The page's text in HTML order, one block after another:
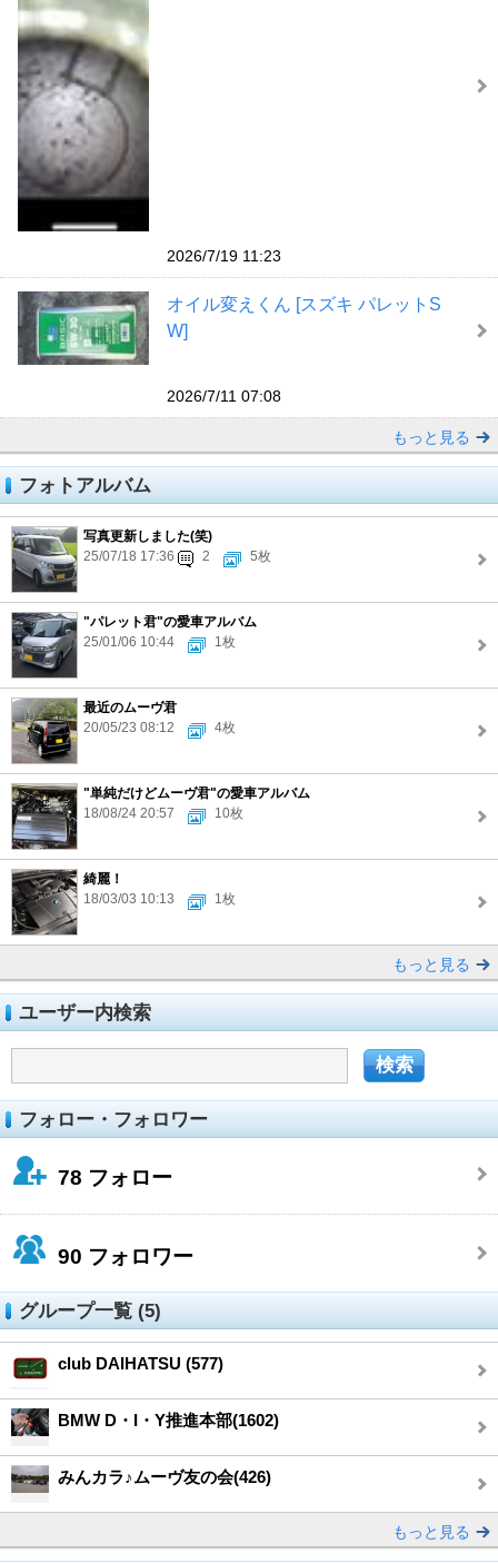
2026/7/19 11:23
オイル変えくん [スズキ パレットS
W]
2026/7/11 07:08
もっと見る
フォトアルバム
写真更新しました(笑)
25/07/18 17:36
2 5枚
"パレット君"の愛車アルバム
25/01/06 10:44
1枚
最近のムーヴ君
20/05/23 08:12
4枚
"単純だけどムーヴ君"の愛車アルバム
18/08/24 20:57
10枚
綺麗！
18/03/03 10:13
1枚
もっと見る
ユーザー内検索
フォロー・フォロワー
78 フォロー
90 フォロワー
グループ一覧 (5)
club DAIHATSU (577)
BMW D・I・Y推進本部(1602)
みんカラ♪ムーヴ友の会(426)
もっと見る